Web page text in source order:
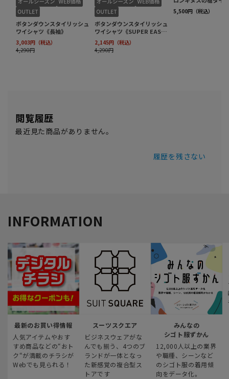
閲覧履歴
最近見た商品がありません。
履歴を残さない
INFORMATION
最新のお買い得情報
人気アイテムやおす
すめ商品などの“おト
ク“が満載のチラシが
Webでも見られる！
スーツスクエア
ビジネスウェアがな
んでも揃う、4つのブ
ランドが一体となっ
た新感覚の複合型ス
トアです
みんなの
シゴト服ずかん
12,000人以上の業界
や職種、シーンなど
のシゴト服の着用傾
向をデータ化。